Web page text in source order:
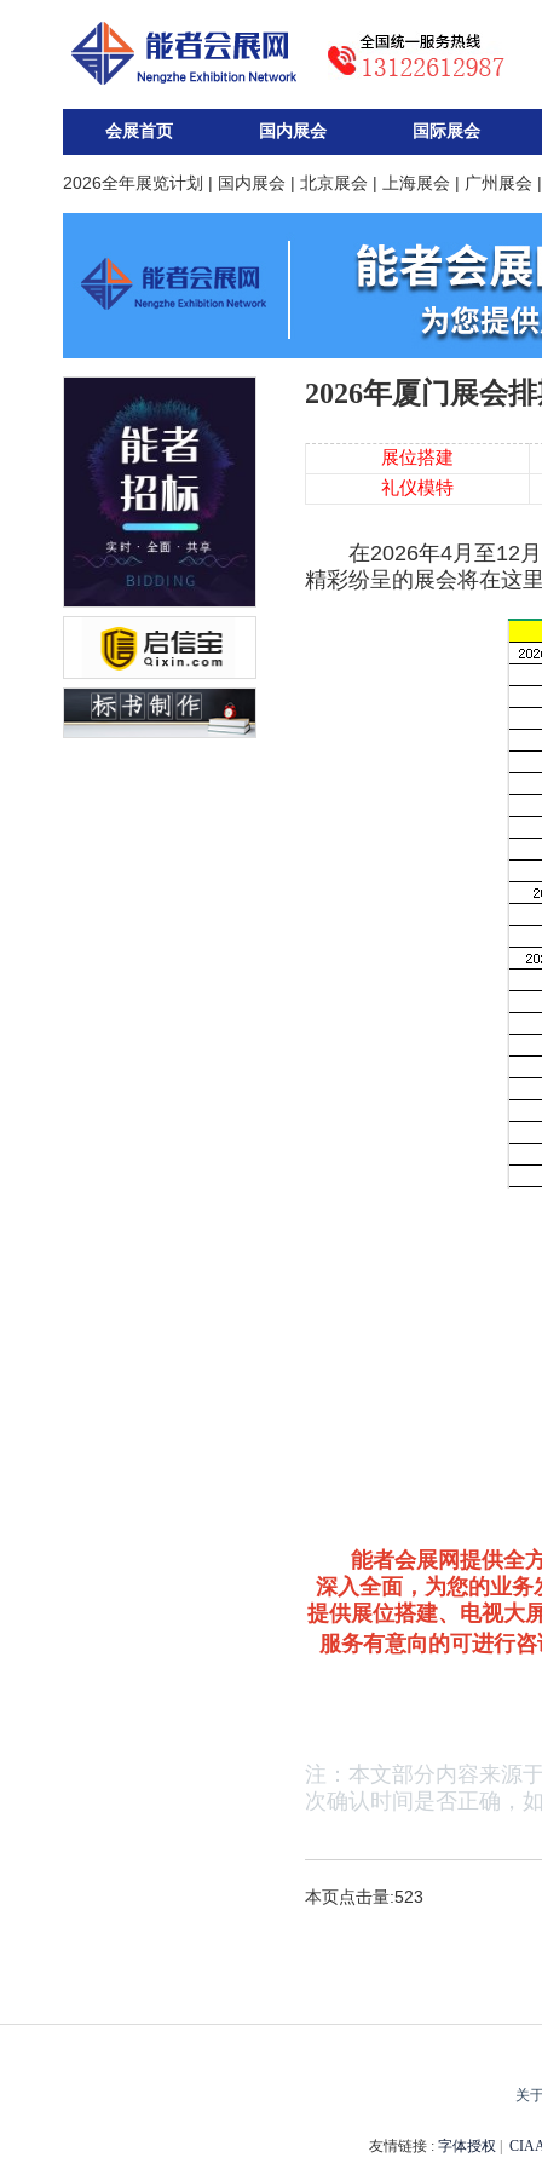
会展首页 国内展会 国际展会
2026全年展览计划 | 国内展会 | 北京展会 | 上海展会 | 广州展会
2026年厦门展会
展位搭建
礼仪模特
在2026年4月至12月
精彩纷呈的展会将在这
能者会展网提供全
深入全面，为您的业
提供展位搭建、电视大
服务有意向的可进行
注：本文部分内容来源
次确认时间是否正确，
本页点击量:523
关
友情链接 : 字体授权